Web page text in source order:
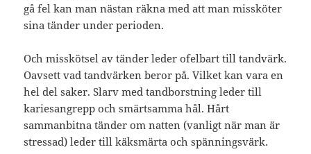
gå fel kan man nästan räkna med att man missköter
sina tänder under perioden.
Och misskötsel av tänder leder ofelbart till tandvärk.
Oavsett vad tandvärken beror på. Vilket kan vara en
hel del saker. Slarv med tandborstning leder till
kariesangrepp och smärtsamma hål. Hårt
sammanbitna tänder om natten (vanligt när man är
stressad) leder till käksmärta och spänningsvärk.